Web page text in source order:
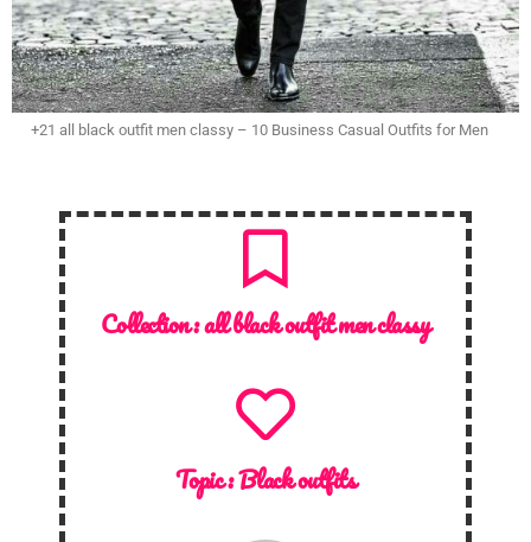
+21 all black outfit men classy – 10 Business Casual Outfits for Men
Collection :all black outfit men classy
Topic :Black outfits